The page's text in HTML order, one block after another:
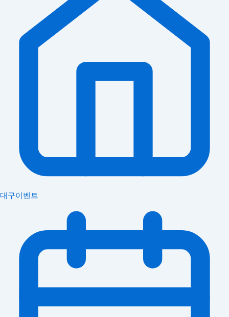
대구이벤트